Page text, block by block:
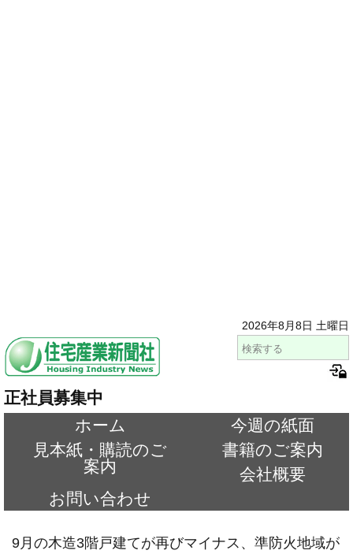
2026年8月8日 土曜日
正社員募集中
ホーム
今週の紙面
見本紙・購読のご
案内
書籍のご案内
会社概要
お問い合わせ
9月の木造3階戸建てが再びマイナス、準防火地域が